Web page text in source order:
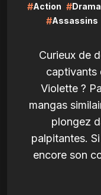
#Action #Drama
#Assassins
Curieux de
captivants
Violette ?
mangas
plongez
palpitantes.
encore son